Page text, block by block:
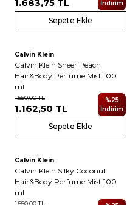
1.683,75 TL
İndirim
Sepete Ekle
Yeni
6
Calvin Klein
Calvin Klein Sheer Peach
Hair&Body Perfume Mist 100
ml
1.550,00TL
1.162,50 TL
%25
İndirim
Sepete Ekle
Yeni
6
Calvin Klein
Calvin Klein Silky Coconut
Hair&Body Perfume Mist 100
ml